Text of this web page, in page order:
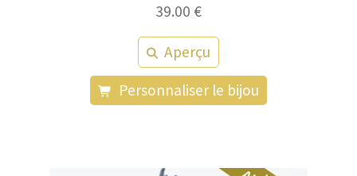
39.00 €
Aperçu
Personnaliser le bijou